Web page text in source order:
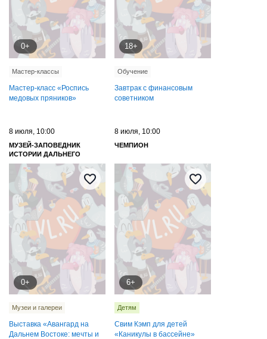
0+
Мастер-классы
Мастер-класс «Роспись
медовых пряников»
18+
Обучение
Завтрак с финансовым
советником
8 июля, 10:00
МУЗЕЙ-ЗАПОВЕДНИК
ИСТОРИИ ДАЛЬНЕГО
ВОСТОКА ИМЕНИ В. К.
АРСЕНЬЕВА
0+
Музеи и галереи
Выставка «Авангард на
Дальнем Востоке: мечты и
8 июля, 10:00
ЧЕМПИОН
6+
Детям
Свим Кэмп для детей
«Каникулы в бассейне»